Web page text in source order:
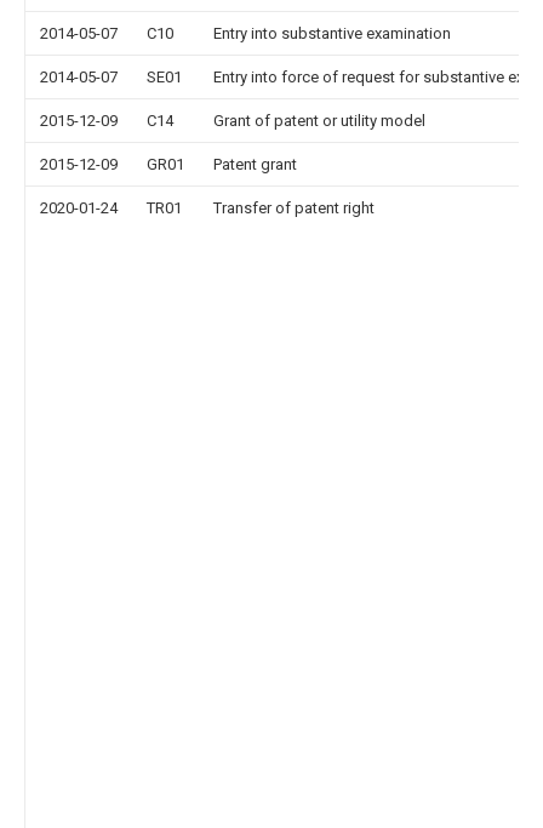
2014-05-07 C10 Entry into substantive examination
2014-05-07 SE01 Entry into force of request for substantive
2015-12-09 C14 Grant of patent or utility model
2015-12-09 GR01 Patent grant
2020-01-24 TR01 Transfer of patent right